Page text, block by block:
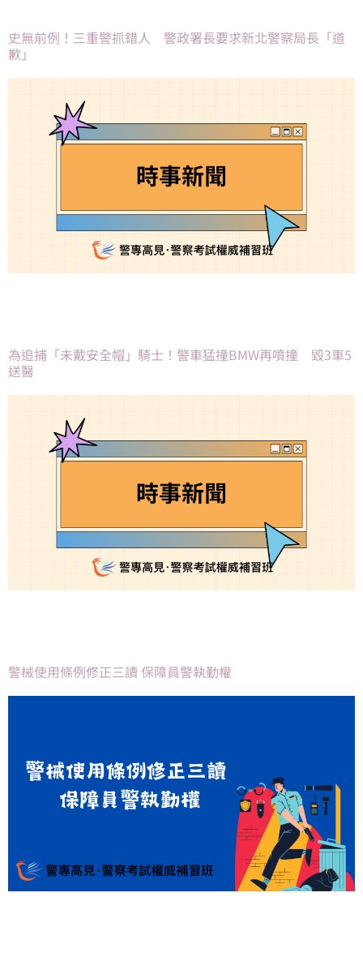
史無前例！三重警抓錯人 警政署長要求新北警察局長「道
歉」
為追捕「未戴安全帽」騎士！警車猛撞BMW再噴撞 毀3車5
送醫
警械使用條例修正三讀 保障員警執勤權